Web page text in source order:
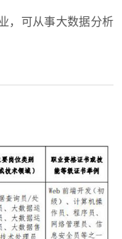
可从事大数据分析